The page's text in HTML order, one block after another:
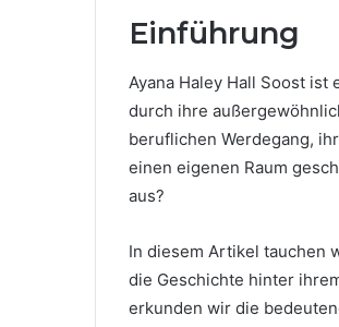
Einführung
Ayana Haley Hall Soost
durch ihre
beruflichen Werdegang,
einen eigenen Raum
aus?
In diesem Artikel tauchen
die Geschichte hinter
erkunden wir die